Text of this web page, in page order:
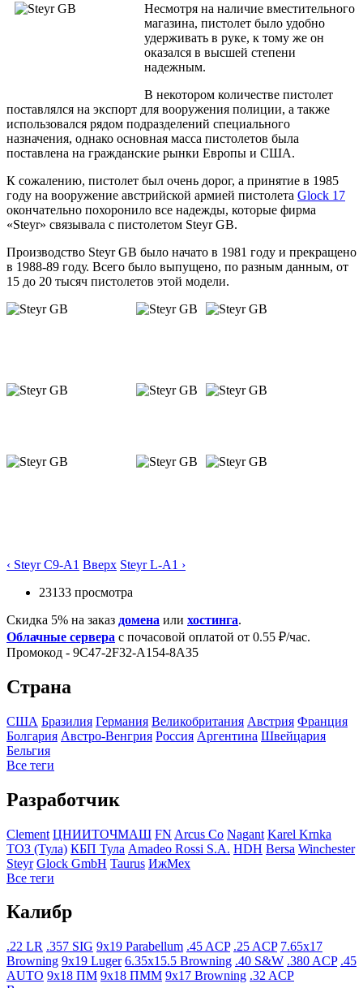
Несмотря на наличие вместительного
магазина, пистолет было удобно
удерживать в руке, к тому же он
оказался в высшей степени
надежным.
В некотором количестве пистолет
поставлялся на экспорт для вооружения полиции, а также
использовался рядом подразделений специального
назначения, однако основная масса пистолетов была
поставлена на гражданские рынки Европы и США.
К сожалению, пистолет был очень дорог, а принятие в 1985
году на вооружение австрийской армией пистолета Glock 17
окончательно похоронило все надежды, которые фирма
«Steyr» связывала с пистолетом Steyr GB.
Производство Steyr GB было начато в 1981 году и прекращено
в 1988-89 году. Всего было выпущено, по разным данным, от
15 до 20 тысяч пистолетов этой модели.
‹ Steyr C9-A1 Вверх Steyr L-A1 ›
23133 просмотра
Скидка 5% на заказ домена или хостинга.
Облачные сервера с почасовой оплатой от 0.55 ₽/час.
Промокод - 9C47-2F32-A154-8A35
Страна
США Бразилия Германия Великобритания Австрия Франция
Болгария Австро-Венгрия Росcия Аргентина Швейцария
Бельгия
Все теги
Разработчик
Clement ЦНИИТОЧМАШ FN Arcus Co Nagant Karel Krnka
ТОЗ (Тула) КБП Тула Amadeo Rossi S.A. HDH Bersa Winchester
Steyr Glock GmbH Taurus ИжМех
Все теги
Калибр
.22 LR .357 SIG 9x19 Parabellum .45 ACP .25 ACP 7.65x17
Browning 9x19 Luger 6.35x15.5 Browning .40 S&W .380 ACP .45
AUTO 9x18 ПМ 9x18 ПММ 9x17 Browning .32 ACP